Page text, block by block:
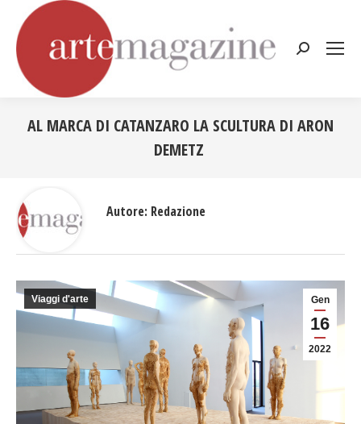
Cerca:
AL MARCA DI CATANZARO LA SCULTURA DI ARON
DEMETZ
Gen
16
2022
Viaggi d'arte
Autore: Redazione